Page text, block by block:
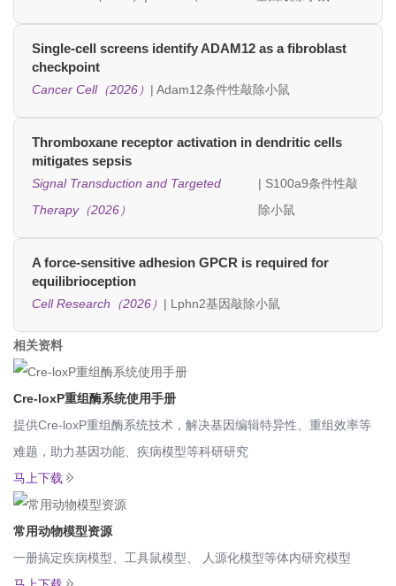
Single-cell screens identify ADAM12 as a fibroblast
checkpoint
Cancer Cell（2026） | Adam12条件性敲除小鼠
Thromboxane receptor activation in dendritic cells
mitigates sepsis
Signal Transduction and Targeted
Therapy（2026）
| S100a9条件性敲
除小鼠
A force-sensitive adhesion GPCR is required for
equilibrioception
Cell Research（2026） | Lphn2基因敲除小鼠
相关资料
Cre-loxP重组酶系统使用手册
提供Cre-loxP重组酶系统技术，解决基因编辑特异性、重组效率等
难题，助力基因功能、疾病模型等科研研究
马上下载
常用动物模型资源
一册搞定疾病模型、工具鼠模型、 人源化模型等体内研究模型